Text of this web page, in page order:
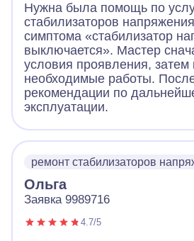
Нужна была помощь по
стабилизаторов
симптома «стабилизатор
выключается». Мастер
условия проявления,
необходимые работы.
рекомендации по
эксплуатации.
ремонт стабилизаторов
Ольга
Заявка 9989716
4.7/5